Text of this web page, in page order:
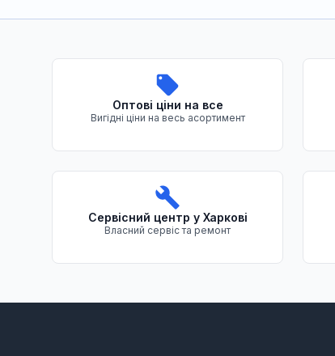
Переваги нашого магазину
Оптові ціни на все
Вигідні ціни на весь асортимент
Сервісний центр у Харкові
Власний сервіс та ремонт